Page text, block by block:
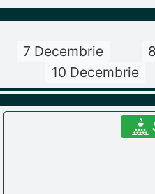
7 Decembrie
10 Decembrie